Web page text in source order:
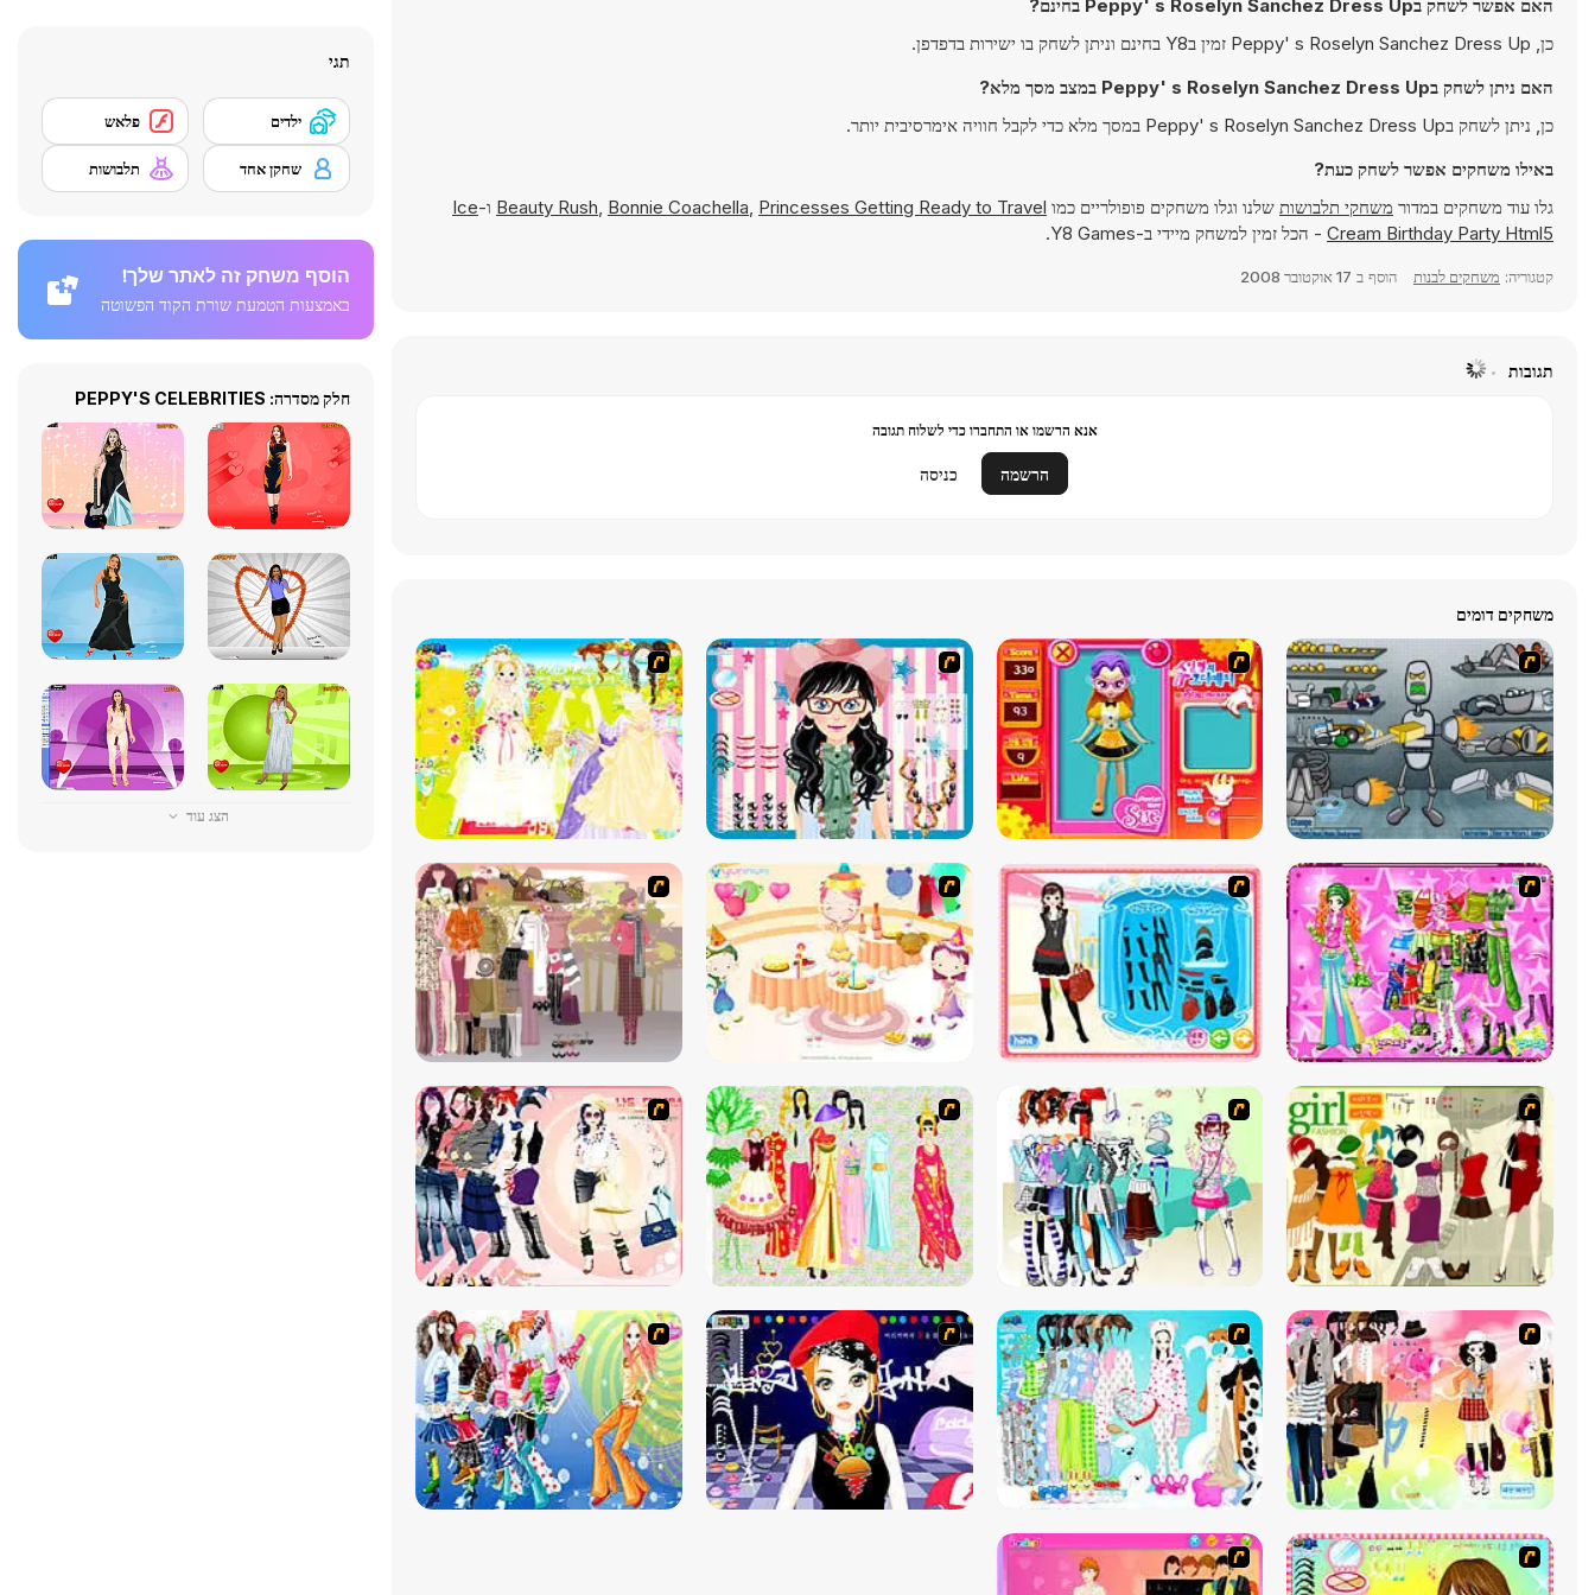
האם אפשר לשחק בPeppy' s Roselyn Sanchez Dress Up בחינם?
כן, Peppy' s Roselyn Sanchez Dress Up זמין בY8 בחינם וניתן לשחק בו ישירות בדפדפן.
האם ניתן לשחק בPeppy' s Roselyn Sanchez Dress Up במצב מסך מלא?
כן, ניתן לשחק בPeppy' s Roselyn Sanchez Dress Up במסך מלא כדי לקבל חוויה אימרסיבית יותר.
באילו משחקים אפשר לשחק כעת?
גלו עוד משחקים במדור משחקי תלבושות שלנו וגלו משחקים פופולריים כמו Beauty Rush, Bonnie Coachella, Princesses Getting Ready to Travel ו-Ice
Cream Birthday Party Html5 - הכל זמין למשחק מיידי ב-Y8 Games.
קטגוריה: משחקים לבנות הוסף ב 17 אוקטובר 2008
תגובות
אנא הרשמו או התחברו כדי לשלוח תגובה
הרשמה כניסה
משחקים דומים
תגי
ילדים פלאש
שחקן אחד תלבושות
הוסף משחק זה לאתר שלך!
באמצעות הטמעת שורת הקוד הפשוטה
חלק מסדרה: PEPPY'S CELEBRITIES
הצג עוד